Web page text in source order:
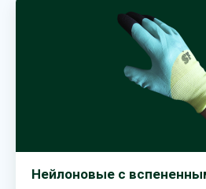
Нейлоновые с